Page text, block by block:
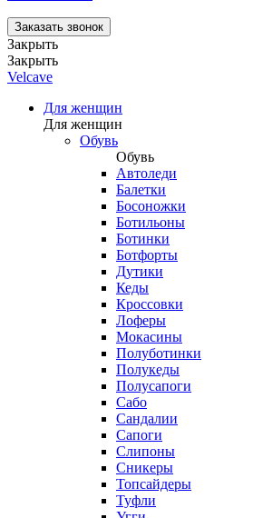
Заказать звонок
Закрыть
Закрыть
Velcave
Для женщин
Для женщин
Обувь
Обувь
Автоледи
Балетки
Босоножки
Ботильоны
Ботинки
Ботфорты
Дутики
Кеды
Кроссовки
Лоферы
Мокасины
Полуботинки
Полукеды
Полусапоги
Сабо
Сандалии
Сапоги
Слипоны
Сникеры
Топсайдеры
Туфли